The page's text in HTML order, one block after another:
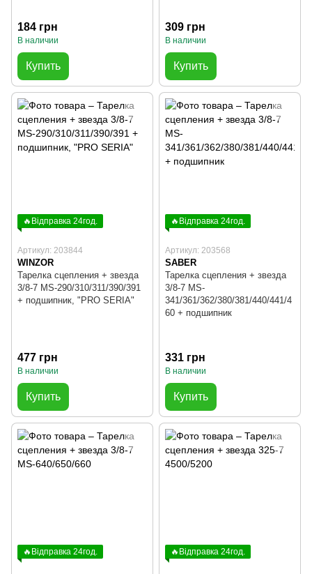
184 грн
В наличии
Купить
309 грн
В наличии
Купить
🔥Відправка 24год.
Артикул: 203844
WINZOR
Тарелка сцепления + звезда
3/8-7 MS-290/310/311/390/391
+ подшипник, "PRO SERIA"
477 грн
В наличии
Купить
🔥Відправка 24год.
Артикул: 203568
SABER
Тарелка сцепления + звезда
3/8-7 MS-
341/361/362/380/381/440/441/4
60 + подшипник
331 грн
В наличии
Купить
🔥Відправка 24год. 🔥Відправка 24год.